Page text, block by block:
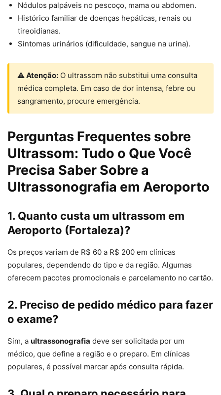
Nódulos palpáveis no pescoço, mama ou abdomen.
Histórico familiar de doenças hepáticas, renais ou
tireoidianas.
Sintomas urinários (dificuldade, sangue na urina).
⚠ Atenção: O ultrassom não substitui uma consulta
médica completa. Em caso de dor intensa, febre ou
sangramento, procure emergência.
Perguntas Frequentes sobre
Ultrassom: Tudo o Que Você
Precisa Saber Sobre a
Ultrassonografia em Aeroporto
1. Quanto custa um ultrassom em
Aeroporto (Fortaleza)?
Os preços variam de R$ 60 a R$ 200 em clínicas
populares, dependendo do tipo e da região. Algumas
oferecem pacotes promocionais e parcelamento no cartão.
2. Preciso de pedido médico para fazer
o exame?
Sim, a ultrassonografia deve ser solicitada por um
médico, que define a região e o preparo. Em clínicas
populares, é possível marcar após consulta rápida.